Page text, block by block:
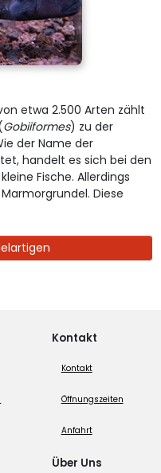
etwa 2.500 Arten zählt
Gobiiformes) zu der
der Name der
handelt es sich bei den
Fische. Allerdings
Diese
Kontakt
Kontakt
Öffnungszeiten
Anfahrt
Über Uns